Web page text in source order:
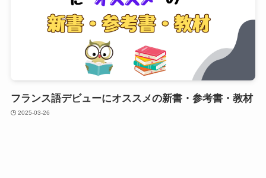
フランス語デビューにオススメの新書・参考書・教材
2025-03-26